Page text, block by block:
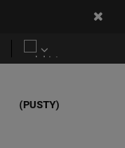
(PUSTY)